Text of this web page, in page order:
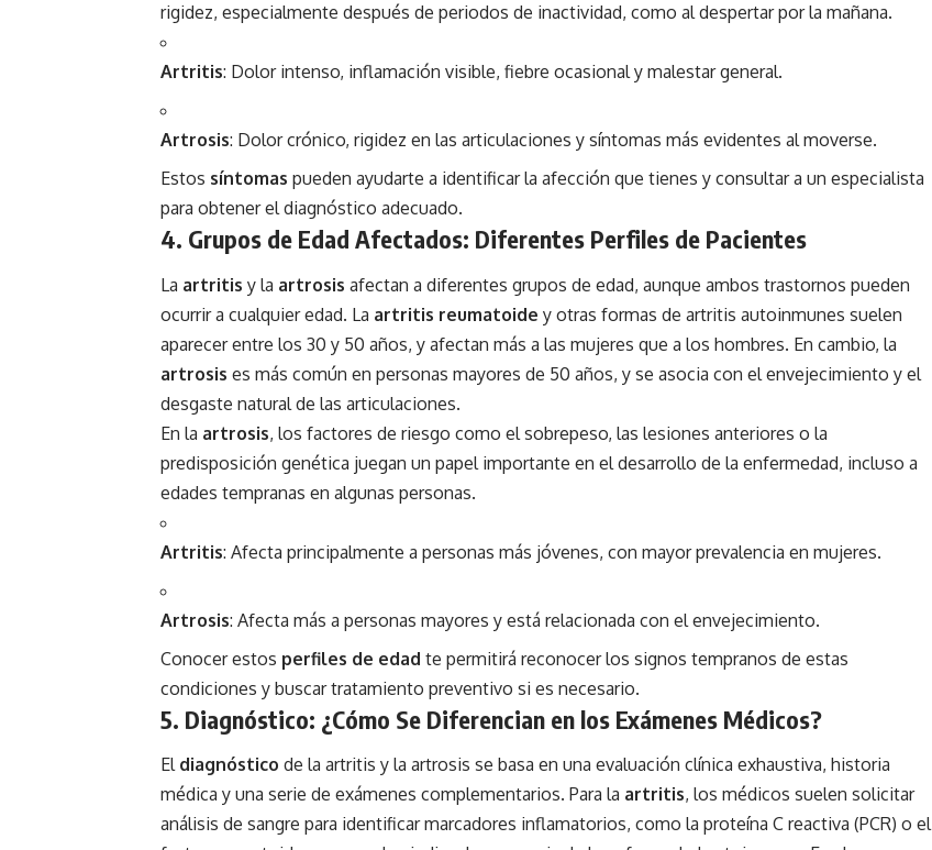
rigidez, especialmente después de periodos de inactividad, como al despertar por la mañana.
Artritis: Dolor intenso, inflamación visible, fiebre ocasional y malestar general.
Artrosis: Dolor crónico, rigidez en las articulaciones y síntomas más evidentes al moverse.
Estos síntomas pueden ayudarte a identificar la afección que tienes y consultar a un especialista
para obtener el diagnóstico adecuado.
4. Grupos de Edad Afectados: Diferentes Perfiles de Pacientes
La artritis y la artrosis afectan a diferentes grupos de edad, aunque ambos trastornos pueden
ocurrir a cualquier edad. La artritis reumatoide y otras formas de artritis autoinmunes suelen
aparecer entre los 30 y 50 años, y afectan más a las mujeres que a los hombres. En cambio, la
artrosis es más común en personas mayores de 50 años, y se asocia con el envejecimiento y el
desgaste natural de las articulaciones.
En la artrosis, los factores de riesgo como el sobrepeso, las lesiones anteriores o la
predisposición genética juegan un papel importante en el desarrollo de la enfermedad, incluso a
edades tempranas en algunas personas.
Artritis: Afecta principalmente a personas más jóvenes, con mayor prevalencia en mujeres.
Artrosis: Afecta más a personas mayores y está relacionada con el envejecimiento.
Conocer estos perfiles de edad te permitirá reconocer los signos tempranos de estas
condiciones y buscar tratamiento preventivo si es necesario.
5. Diagnóstico: ¿Cómo Se Diferencian en los Exámenes Médicos?
El diagnóstico de la artritis y la artrosis se basa en una evaluación clínica exhaustiva, historia
médica y una serie de exámenes complementarios. Para la artritis, los médicos suelen solicitar
análisis de sangre para identificar marcadores inflamatorios, como la proteína C reactiva (PCR) o el